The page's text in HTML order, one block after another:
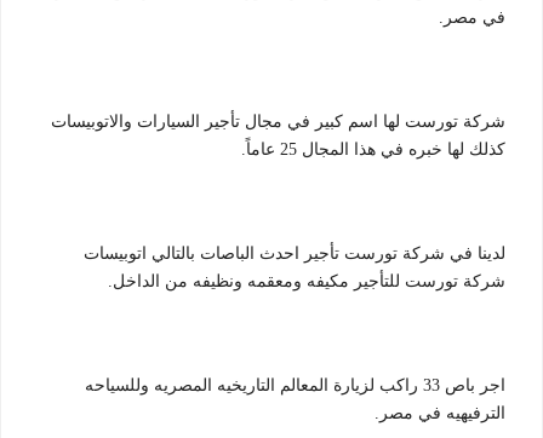
في مصر.
شركة تورست لها اسم كبير في مجال تأجير السيارات والاتوبيسات
كذلك لها خبره في هذا المجال 25 عاماً.
لدينا في شركة تورست تأجير احدث الباصات بالتالي اتوبيسات
شركة تورست للتأجير مكيفه ومعقمه ونظيفه من الداخل.
اجر باص 33 راكب لزيارة المعالم التاريخيه المصريه وللسياحه
الترفيهيه في مصر.